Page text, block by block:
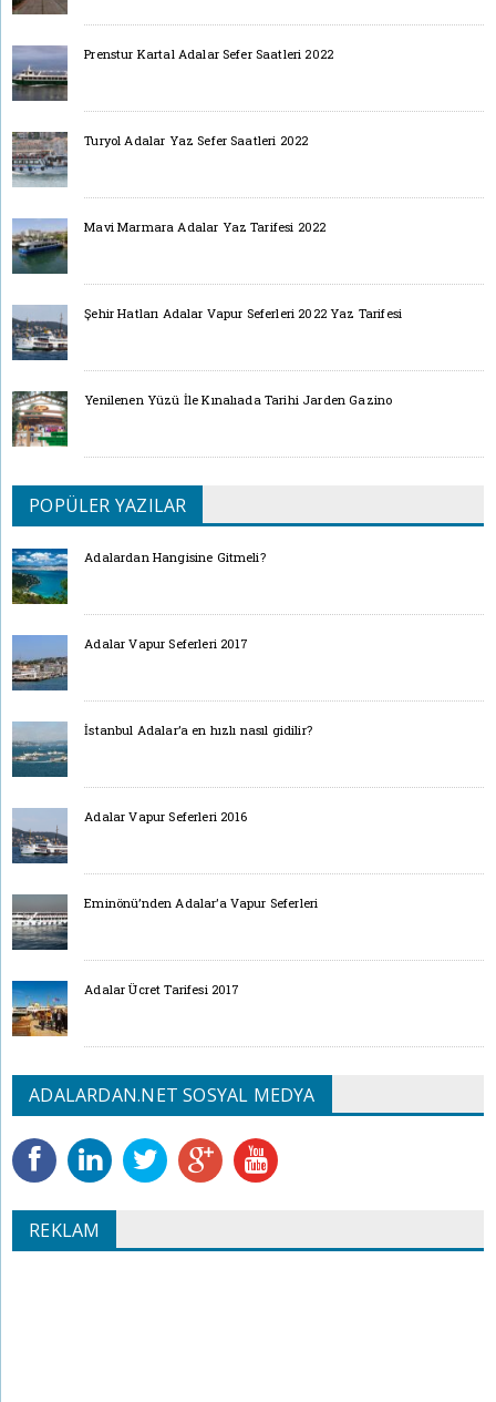
Prenstur Kartal Adalar Sefer Saatleri 2022
Turyol Adalar Yaz Sefer Saatleri 2022
Mavi Marmara Adalar Yaz Tarifesi 2022
Şehir Hatları Adalar Vapur Seferleri 2022 Yaz Tarifesi
Yenilenen Yüzü İle Kınalıada Tarihi Jarden Gazino
POPÜLER YAZILAR
Adalardan Hangisine Gitmeli?
Adalar Vapur Seferleri 2017
İstanbul Adalar’a en hızlı nasıl gidilir?
Adalar Vapur Seferleri 2016
Eminönü’nden Adalar’a Vapur Seferleri
Adalar Ücret Tarifesi 2017
ADALARDAN.NET SOSYAL MEDYA
REKLAM